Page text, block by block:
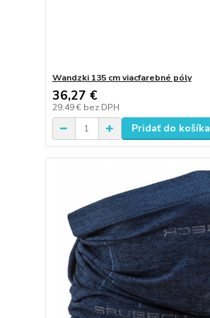
Wandzki 135 cm viacfarebné póly
36,27 €
29,49 € bez DPH
Pridať do košíka